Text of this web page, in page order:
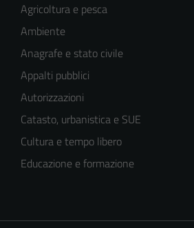
Agricoltura e pesca
Ambiente
Anagrafe e stato civile
Appalti pubblici
Autorizzazioni
Catasto, urbanistica e SUE
Cultura e tempo libero
Educazione e formazione